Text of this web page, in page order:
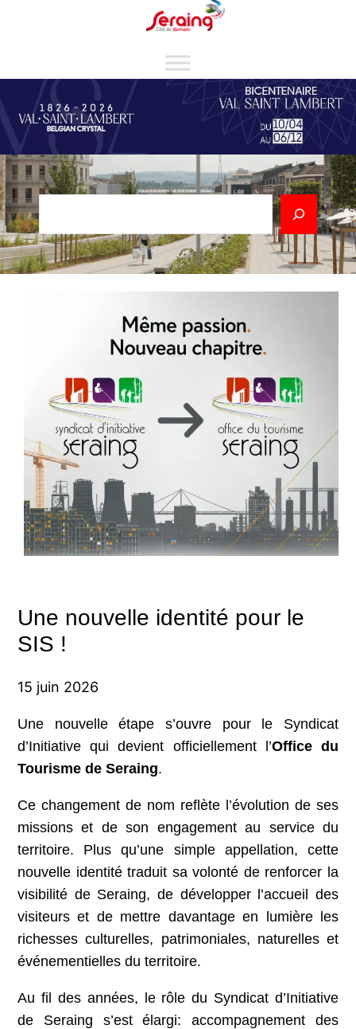
Rechercher
Une nouvelle identité pour le
SIS !
15 juin 2026
Une nouvelle étape s’ouvre pour le Syndicat
d’Initiative qui devient officiellement l’Office du
Tourisme de Seraing.
Ce changement de nom reflète l’évolution de ses
missions et de son engagement au service du
territoire. Plus qu’une simple appellation, cette
nouvelle identité traduit sa volonté de renforcer la
visibilité de Seraing, de développer l’accueil des
visiteurs et de mettre davantage en lumière les
richesses culturelles, patrimoniales, naturelles et
événementielles du territoire.
Au fil des années, le rôle du Syndicat d’Initiative
de Seraing s’est élargi: accompagnement des
Cookies management panel